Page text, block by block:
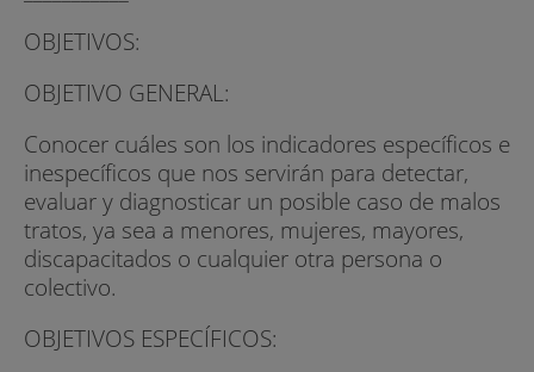
OBJETIVOS:
OBJETIVO GENERAL:
Conocer cuáles son los indicadores específicos e
inespecíficos que nos servirán para detectar,
evaluar y diagnosticar un posible caso de malos
tratos, ya sea a menores, mujeres, mayores,
discapacitados o cualquier otra persona o
colectivo.
OBJETIVOS ESPECÍFICOS: